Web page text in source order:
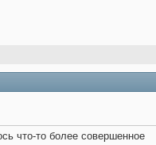
что-то более совершенное